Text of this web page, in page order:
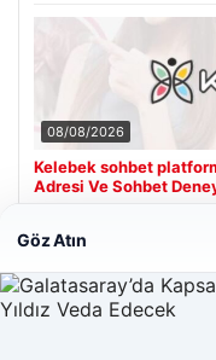
08/08/2026
Kelebek sohbet
Adresi Ve Sohbet
Son Eklenen
Göz Atın